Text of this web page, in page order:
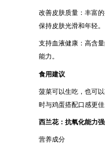
改善皮肤质量：丰富
保持皮肤光滑和年轻。
支持血液健康：高含
能力。
食用建议
菠菜可以生吃，也可
时与鸡蛋搭配口感更佳
西兰花：抗氧化能力
营养成分